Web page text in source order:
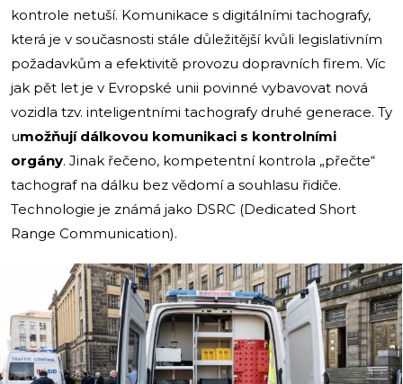
kontrole netuší. Komunikace s digitálními tachografy,
která je v současnosti stále důležitější kvůli legislativním
požadavkům a efektivitě provozu dopravních firem. Víc
jak pět let je v Evropské unii povinné vybavovat nová
vozidla tzv. inteligentními tachografy druhé generace. Ty
umožňují dálkovou komunikaci s kontrolními
orgány. Jinak řečeno, kompetentní kontrola „přečte“
tachograf na dálku bez vědomí a souhlasu řidiče.
Technologie je známá jako DSRC (Dedicated Short
Range Communication).